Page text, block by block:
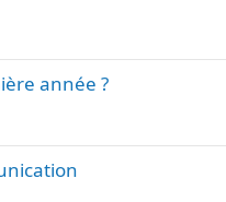
année ?